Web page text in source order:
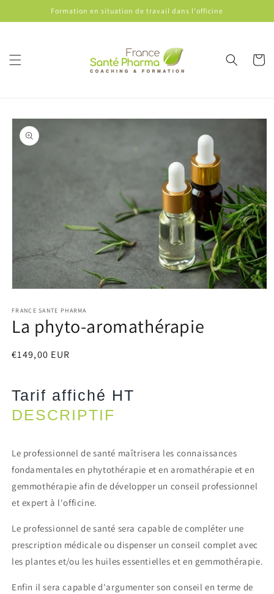
au
Formation en situation de travail dans l'officine
Panier
Passer aux
informations
produits
média
1
dans
modale
FRANCE SANTE PHARMA
La phyto-aromathérapie
Prix
€149,00 EUR
Tarif affiché HT
DESCRIPTIF
Le professionnel de santé maîtrisera les connaissances
fondamentales en phytothérapie et en aromathérapie et en
gemmothérapie afin de développer un conseil professionnel
et expert à l'officine.
Le professionnel de santé sera capable de compléter une
prescription médicale ou dispenser un conseil complet avec
les plantes et/ou les huiles essentielles et en gemmothérapie.
Enfin il sera capable d'argumenter son conseil en terme de